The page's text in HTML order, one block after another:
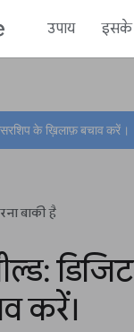
उपाय इसके
के ख़िलाफ़ बचाव करें।
बाकी है
करें।